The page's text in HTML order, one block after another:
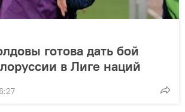
готова дать бой
в Лиге наций